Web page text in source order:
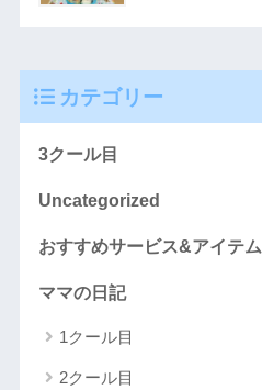
カテゴリー
3クール目
Uncategorized
おすすめサービス&アイテム
ママの日記
1クール目
2クール目